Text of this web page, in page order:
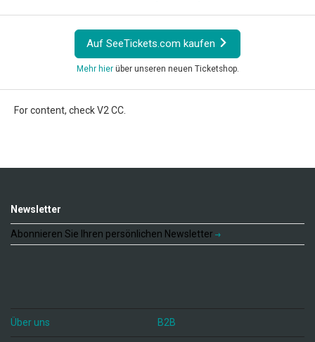
Auf SeeTickets.com kaufen
Mehr hierüber unseren neuen Ticketshop.
For content, check V2 CC.
Newsletter
Abonnieren Sie Ihren persönlichen Newsletter
Über uns B2B